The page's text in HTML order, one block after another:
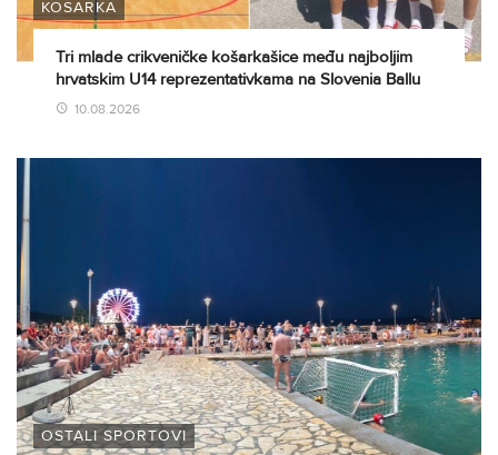
KOŠARKA
Tri mlade crikveničke košarkašice među najboljim
hrvatskim U14 reprezentativkama na Slovenia Ballu
10.08.2026
OSTALI SPORTOVI